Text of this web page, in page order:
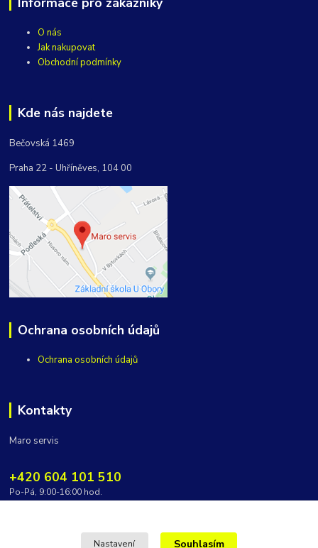
O nás
Jak nakupovat
Obchodní podmínky
Kde nás najdete
Bečovská 1469
Praha 22 - Uhříněves, 104 00
Ochrana osobních údajů
Ochrana osobních údajů
Kontakty
Maro servis
+420 604 101 510
Po-Pá, 9:00-16:00 hod.
Nastavení Souhlasím